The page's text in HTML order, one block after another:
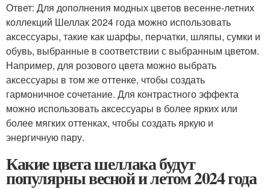
Ответ: Для дополнения модных цветов весенне-летних
коллекций Шеллак 2024 года можно использовать
аксессуары, такие как шарфы, перчатки, шляпы, сумки и
обувь, выбранные в соответствии с выбранным цветом.
Например, для розового цвета можно выбрать
аксессуары в том же оттенке, чтобы создать
гармоничное сочетание. Для контрастного эффекта
можно использовать аксессуары в более ярких или
более мягких оттенках, чтобы создать яркую и
энергичную пару.
Какие цвета шеллака будут
популярны весной и летом 2024 года